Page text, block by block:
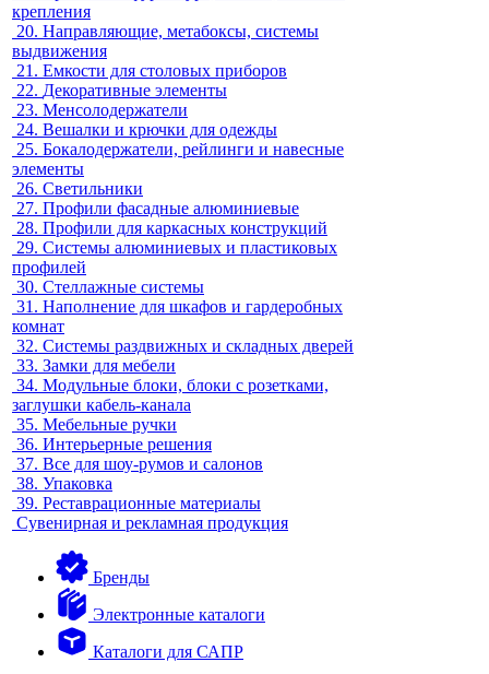
крепления
20. Направляющие, метабоксы, системы
выдвижения
21. Емкости для столовых приборов
22. Декоративные элементы
23. Менсолодержатели
24. Вешалки и крючки для одежды
25. Бокалодержатели, рейлинги и навесные
элементы
26. Светильники
27. Профили фасадные алюминиевые
28. Профили для каркасных конструкций
29. Системы алюминиевых и пластиковых
профилей
30. Стеллажные системы
31. Наполнение для шкафов и гардеробных
комнат
32. Системы раздвижных и складных дверей
33. Замки для мебели
34. Модульные блоки, блоки с розетками,
заглушки кабель-канала
35. Мебельные ручки
36. Интерьерные решения
37. Все для шоу-румов и салонов
38. Упаковка
39. Реставрационные материалы
Сувенирная и рекламная продукция
Бренды
Электронные каталоги
Каталоги для САПР